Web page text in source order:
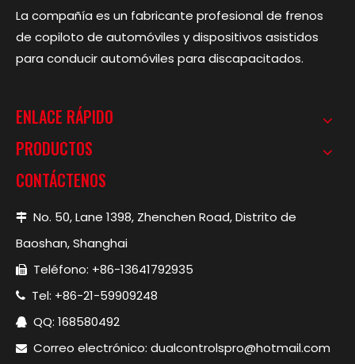
La compañía es un fabricante profesional de frenos
de copiloto de automóviles y dispositivos asistidos
para conducir automóviles para discapacitados.
ENLACE RÁPIDO
PRODUCTOS
CONTÁCTENOS
 No. 50, Lane 1398, Zhenchen Road, Distrito de
Baoshan, Shanghai
 Teléfono: +86-13641792935
 Tel: +86-21-59909248
 QQ: 168580492
 Correo electrónico: dualcontrolspro@hotmail.com